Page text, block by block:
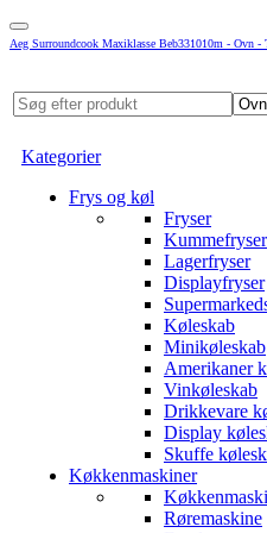
Aeg Surroundcook Maxiklasse Beb331010m - Ovn
Kategorier
Frys og køl
Fryser
Kummefryser
Lagerfryser
Displayfryser
Køleskab
Minikøleskab
Amerikaner
Vinkøleskab
Drikkevare
Display
Skuffe
Køkkenmaskiner
Røremaskine